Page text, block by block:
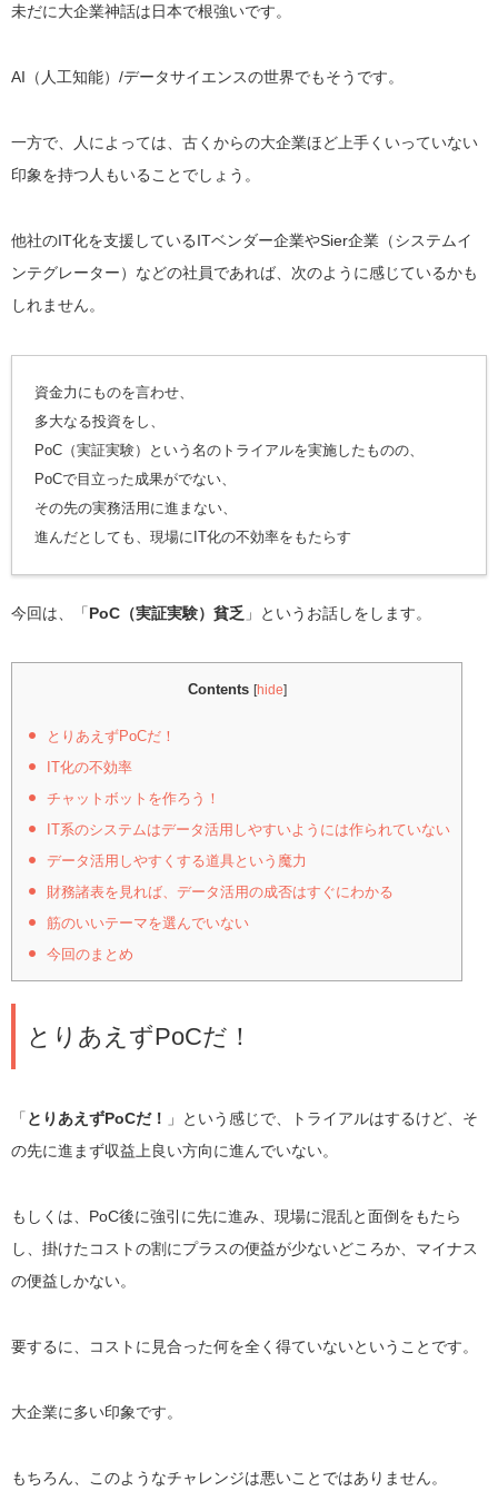
未だに大企業神話は日本で根強いです。
AI（人工知能）/データサイエンスの世界でもそうです。
一方で、人によっては、古くからの大企業ほど上手くいっていない
印象を持つ人もいることでしょう。
他社のIT化を支援しているITベンダー企業やSier企業（システムイ
ンテグレーター）などの社員であれば、次のように感じているかも
しれません。
資金力にものを言わせ、
多大なる投資をし、
PoC（実証実験）という名のトライアルを実施したものの、
PoCで目立った成果がでない、
その先の実務活用に進まない、
進んだとしても、現場にIT化の不効率をもたらす
今回は、「PoC（実証実験）貧乏 」というお話しをします。
Contents [hide]
とりあえずPoCだ！
IT化の不効率
チャットボットを作ろう！
IT系のシステムはデータ活用しやすいようには作られていない
データ活用しやすくする道具という魔力
財務諸表を見れば、データ活用の成否はすぐにわかる
筋のいいテーマを選んでいない
今回のまとめ
とりあえずPoCだ！
「 とりあえずPoCだ！
」という感じで、トライアルはするけど、そ
の先に進まず収益上良い方向に進んでいない。
もしくは、PoC後に強引に先に進み、現場に混乱と面倒をもたら
し、掛けたコストの割にプラスの便益が少ないどころか、マイナス
の便益しかない。
要するに、コストに見合った何を全く得ていないということです。
大企業に多い印象です。
もちろん、このようなチャレンジは悪いことではありません。